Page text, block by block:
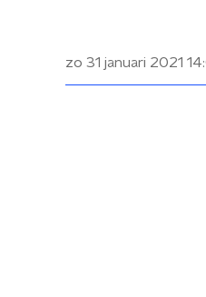
zo 31 januari 2021